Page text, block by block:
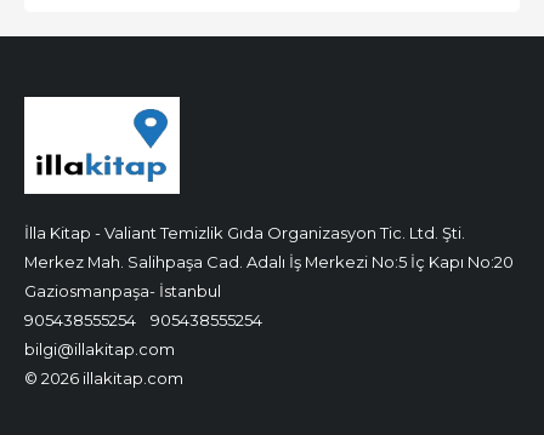
İlla Kitap - Valiant Temizlik Gıda Organizasyon Tic. Ltd. Şti.
Merkez Mah. Salihpaşa Cad. Adalı İş Merkezi No:5 İç Kapı No:20
Gaziosmanpaşa- İstanbul
905438555254
905438555254
bilgi@illakitap.com
© 2026 illakitap.com